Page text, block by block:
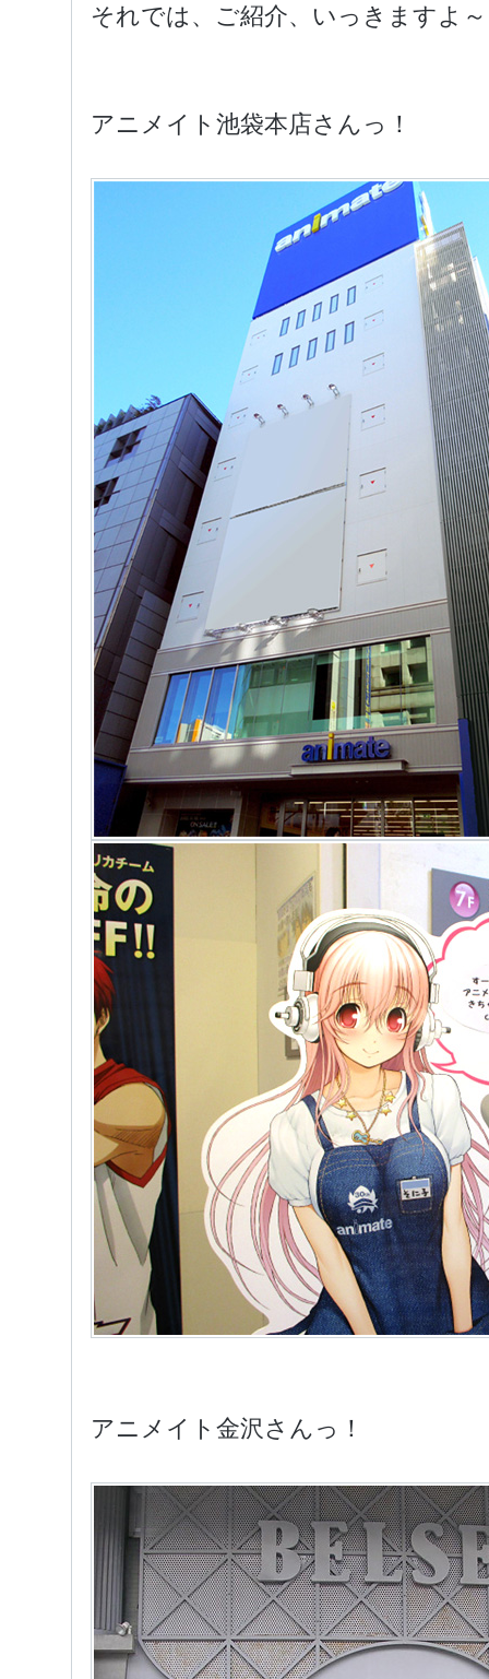
それでは、ご紹介、いっきますよ
アニメイト池袋本店さんっ！
アニメイト金沢さんっ！